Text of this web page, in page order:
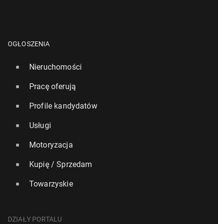
OGŁOSZENIA
Nieruchomości
Pracę oferują
Profile kandydatów
Usługi
Motoryzacja
Kupię / Sprzedam
Towarzyskie
DZIAŁY PORTALU